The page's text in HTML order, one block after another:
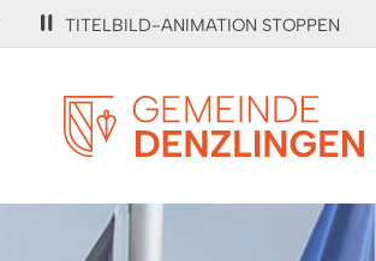
TITELBILD-ANIMATION STOPPEN